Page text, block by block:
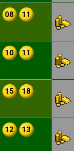
08
11
10
11
15
18
12
13